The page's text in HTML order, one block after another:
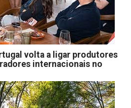
volta a ligar produtores
internacionais no